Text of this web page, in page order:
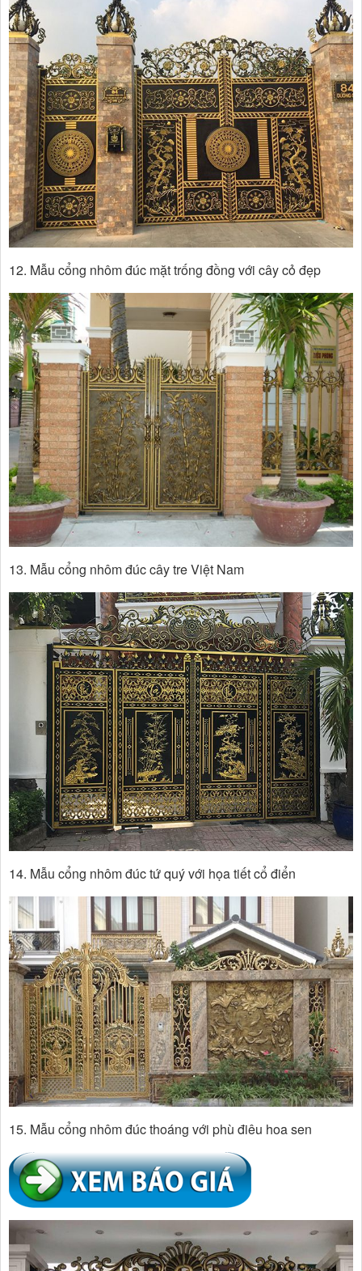
12. Mẫu cổng nhôm đúc mặt trống đồng với cây cỏ đẹp
13. Mẫu cổng nhôm đúc cây tre Việt Nam
14. Mẫu cổng nhôm đúc tứ quý với họa tiết cổ điển
15. Mẫu cổng nhôm đúc thoáng với phù điêu hoa sen